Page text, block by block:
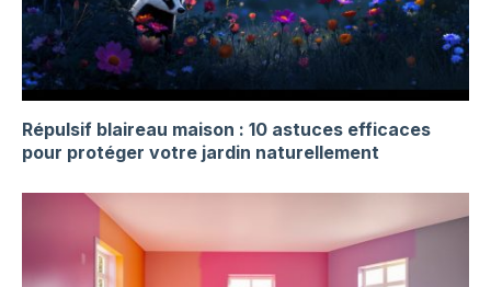
Répulsif blaireau maison : 10 astuces efficaces
pour protéger votre jardin naturellement